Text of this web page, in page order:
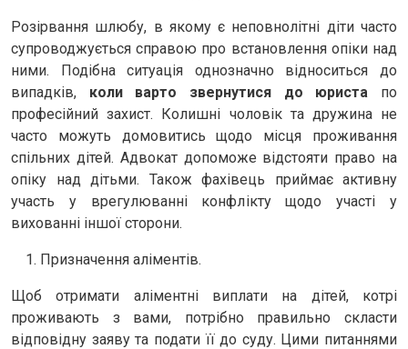
Розірвання шлюбу, в якому є неповнолітні діти часто
супроводжується справою про встановлення опіки над
ними. Подібна ситуація однозначно відноситься до
випадків, коли варто звернутися до юриста по
професійний захист. Колишні чоловік та дружина не
часто можуть домовитись щодо місця проживання
спільних дітей. Адвокат допоможе відстояти право на
опіку над дітьми. Також фахівець приймає активну
участь у врегулюванні конфлікту щодо участі у
вихованні іншої сторони.
Призначення аліментів.
Щоб отримати аліментні виплати на дітей, котрі
проживають з вами, потрібно правильно скласти
відповідну заяву та подати її до суду. Цими питаннями